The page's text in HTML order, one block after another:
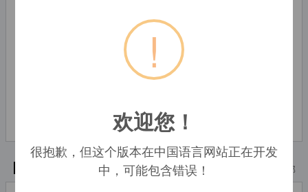
zzgl. Versandkosten. Alle Angaben ohne Gewähr. Preisänderungen sind in
顶部
!
欢迎您！
很抱歉，但这个版本在中国语言网站正在开发
中，可能包含错误！